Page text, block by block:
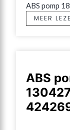
ABS pomp
MEER
ABS